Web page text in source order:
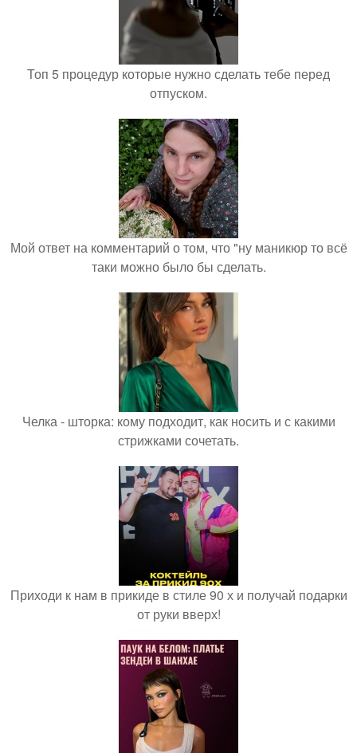
Топ 5 процедур которые нужно сделать тебе перед
отпуском.
Мой ответ на комментарий о том, что "ну маникюр то всё
таки можно было бы сделать.
Челка - шторка: кому подходит, как носить и с какими
стрижками сочетать.
Приходи к нам в прикиде в стиле 90 х и получай подарки
от руки вверх!